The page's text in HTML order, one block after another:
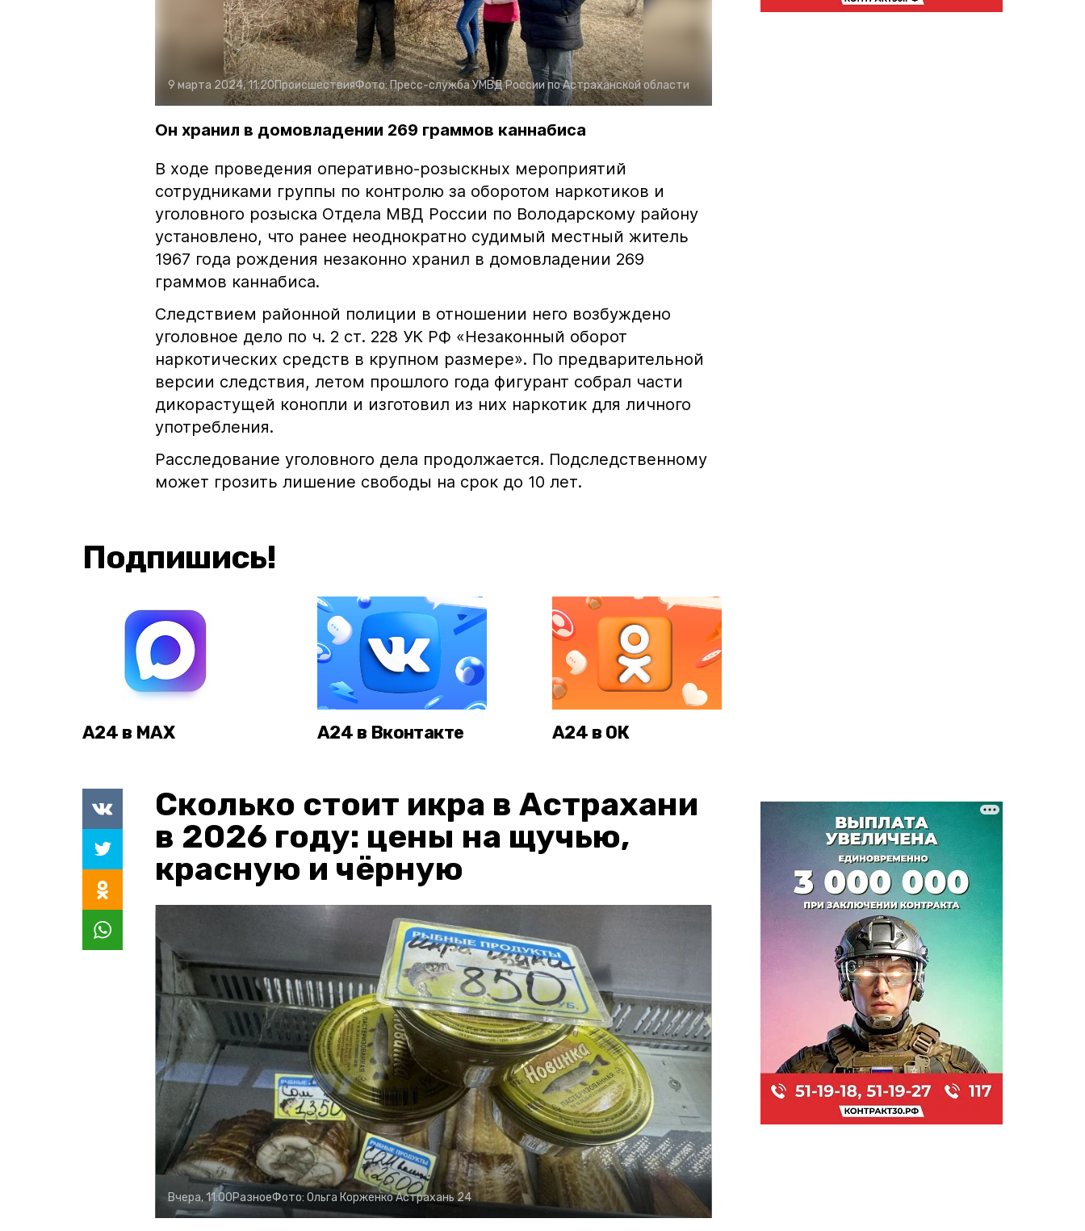
9 марта 2024, 11:20ПроисшествияФото:Пресс-служба УМВД России по Астраханской области
Он хранил в домовладении 269 граммов каннабиса
В ходе проведения оперативно-розыскных мероприятий
сотрудниками группы по контролю за оборотом наркотиков и
уголовного розыска Отдела МВД России по Володарскому району
установлено, что ранее неоднократно судимый местный житель
1967 года рождения незаконно хранил в домовладении 269
граммов каннабиса.
Следствием районной полиции в отношении него возбуждено
уголовное дело по ч. 2 ст. 228 УК РФ «Незаконный оборот
наркотических средств в крупном размере». По предварительной
версии следствия, летом прошлого года фигурант собрал части
дикорастущей конопли и изготовил из них наркотик для личного
употребления.
Расследование уголовного дела продолжается. Подследственному
может грозить лишение свободы на срок до 10 лет.
Подпишись!
А24 в MAX А24 в Вконтакте А24 в ОК
Сколько стоит икра в Астрахани
в 2026 году: цены на щучью,
красную и чёрную
Вчера, 11:00РазноеФото: Ольга КорженкоАстрахань 24